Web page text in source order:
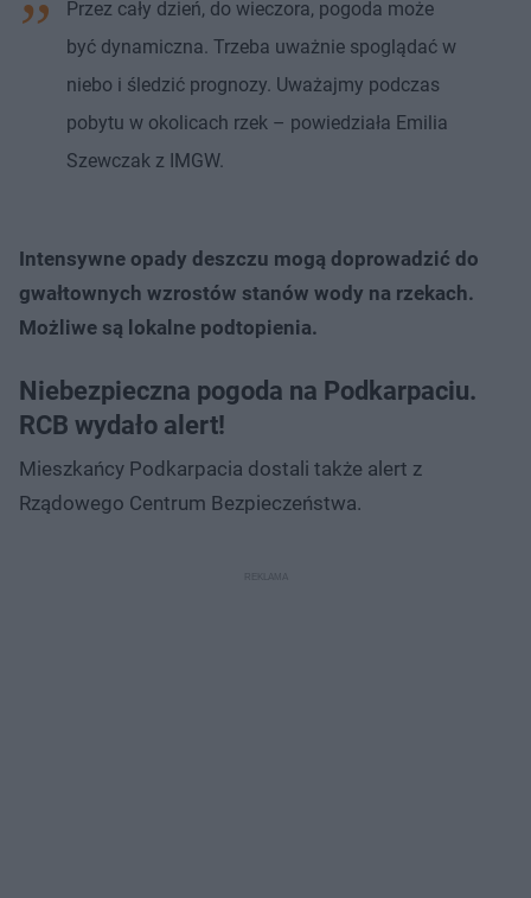
Przez cały dzień, do wieczora, pogoda może
być dynamiczna. Trzeba uważnie spoglądać w
niebo i śledzić prognozy. Uważajmy podczas
pobytu w okolicach rzek – powiedziała Emilia
Szewczak z IMGW.
Intensywne opady deszczu mogą doprowadzić do
gwałtownych wzrostów stanów wody na rzekach.
Możliwe są lokalne podtopienia.
Niebezpieczna pogoda na Podkarpaciu.
RCB wydało alert!
Mieszkańcy Podkarpacia dostali także alert z
Rządowego Centrum Bezpieczeństwa.